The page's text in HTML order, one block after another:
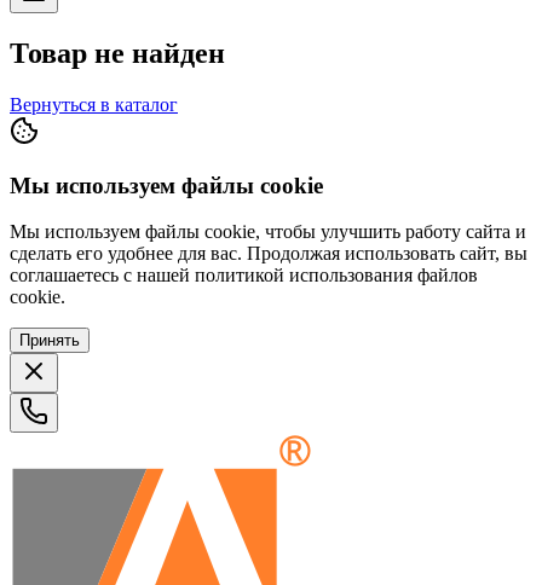
Товар не найден
Вернуться в каталог
Мы используем файлы cookie
Мы используем файлы cookie, чтобы улучшить работу сайта и
сделать его удобнее для вас. Продолжая использовать сайт, вы
соглашаетесь с нашей политикой использования файлов
cookie.
Принять